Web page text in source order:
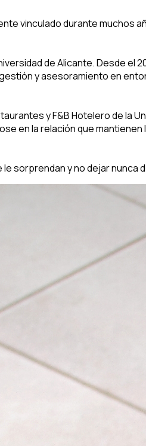
vinculado durante muchos
de Alicante. Desde el
y asesoramiento en
y F&B Hotelero de la
en la relación que
sorprendan y no dejar nunca